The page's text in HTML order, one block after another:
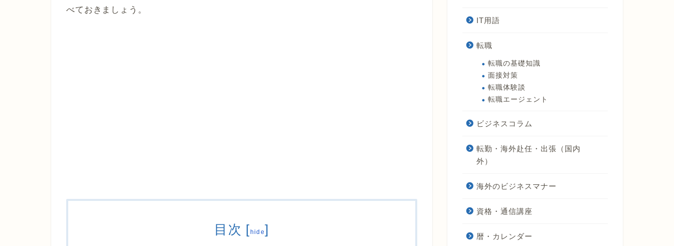
べておきましょう。
目次 [hide]
IT用語
転職
転職の基礎知識
面接対策
転職体験談
転職エージェント
ビジネスコラム
転勤・海外赴任・出張（国内
外）
海外のビジネスマナー
資格・通信講座
暦・カレンダー